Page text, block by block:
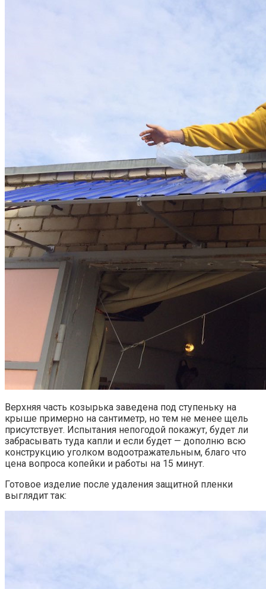
Верхняя часть козырька заведена под ступеньку на
крыше примерно на сантиметр, но тем не менее щель
присутствует. Испытания непогодой покажут, будет ли
забрасывать туда капли и если будет — дополню всю
конструкцию уголком водоотражательным, благо что
цена вопроса копейки и работы на 15 минут.
Готовое изделие после удаления защитной пленки
выглядит так: